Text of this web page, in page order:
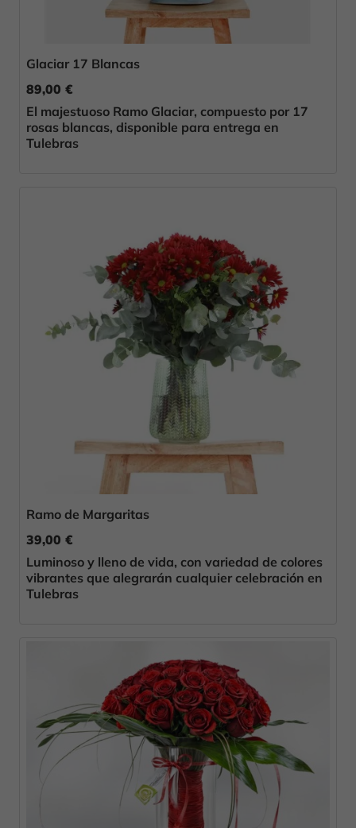
Glaciar 17 Blancas
89,00 €
El majestuoso Ramo Glaciar, compuesto por 17
rosas blancas, disponible para entrega en
Tulebras
Ramo de Margaritas
39,00 €
Luminoso y lleno de vida, con variedad de colores
vibrantes que alegrarán cualquier celebración en
Tulebras